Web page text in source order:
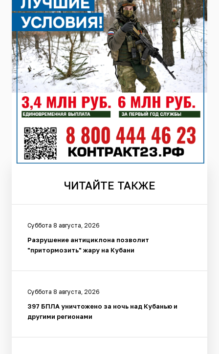
ЧИТАЙТЕ ТАКЖЕ
Суббота 8 августа, 2026
Разрушение антициклона позволит
"притормозить" жару на Кубани
Суббота 8 августа, 2026
397 БПЛА уничтожено за ночь над Кубанью и
другими регионами